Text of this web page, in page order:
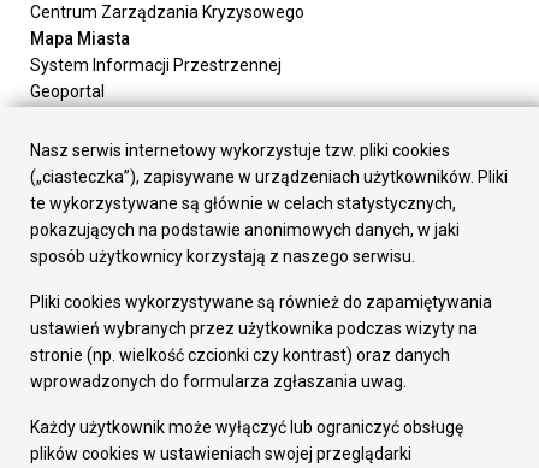
Centrum Zarządzania Kryzysowego
Mapa Miasta
System Informacji Przestrzennej
Geoportal
Załatw sprawę
Prezydent Miasta
Rada Miasta
Wydziały
Elektroniczna Skrzynka Podawcza
Gospodarka
Fundusze europejskie
Środki krajowe
Oferty inwestycyjne
Pozostałe
Deklaracja dostępności
Nasz serwis internetowy wykorzystuje tzw. pliki cookies
(„ciasteczka”), zapisywane w urządzeniach użytkowników. Pliki
te wykorzystywane są głównie w celach statystycznych,
pokazujących na podstawie anonimowych danych, w jaki
sposób użytkownicy korzystają z naszego serwisu.
Pliki cookies wykorzystywane są również do zapamiętywania
ustawień wybranych przez użytkownika podczas wizyty na
stronie (np. wielkość czcionki czy kontrast) oraz danych
wprowadzonych do formularza zgłaszania uwag.
Każdy użytkownik może wyłączyć lub ograniczyć obsługę
plików cookies w ustawieniach swojej przeglądarki